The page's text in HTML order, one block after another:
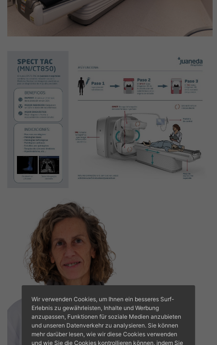
Wir verwenden Cookies, um Ihnen ein besseres Surf-
Erlebnis zu gewährleisten, Inhalte und Werbung
anzupassen, Funktionen für soziale Medien anzubieten
und unseren Datenverkehr zu analysieren. Sie können
mehr darüber lesen, wie wir diese Cookies verwenden
und wie Sie die Cookies kontrollieren können, indem Sie